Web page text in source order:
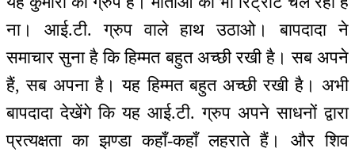
ना। आई.टी. ग्रुप वाले हाथ उठाओ। बापदादा ने
समाचार सुना है कि हिम्मत बहुत अच्छी रखी है। सब अपने
हैं, सब अपना है। यह हिम्मत बहुत अच्छी रखी है। अभी
बापदादा देखेंगे कि यह आई.टी. ग्रुप अपने साधनों द्वारा
प्रत्यक्षता का झण्डा कहाँ-कहाँ लहराते हैं। और शिव